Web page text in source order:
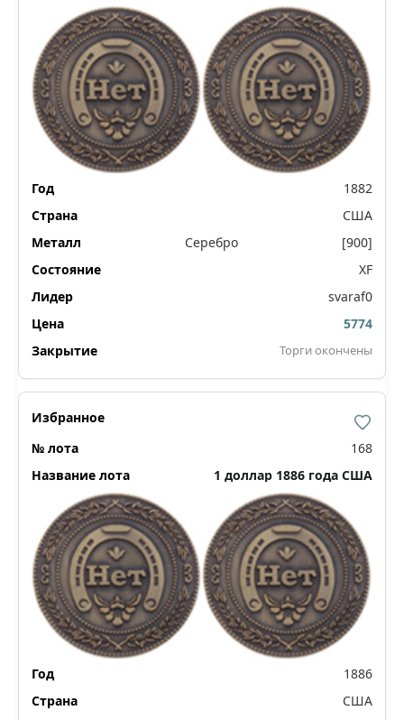
1882
США
Серебро
[900]
XF
svaraf0
5774
Торги окончены
168
1 доллар 1886 года США
1886
США